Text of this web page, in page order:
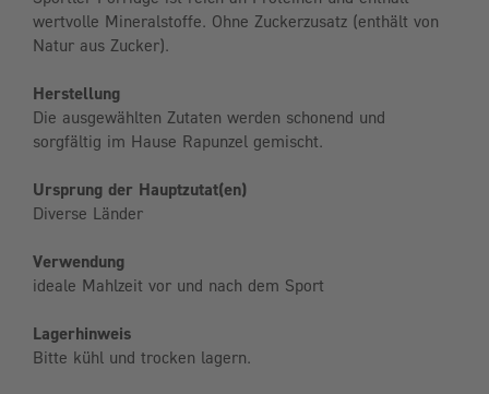
wertvolle Mineralstoffe. Ohne Zuckerzusatz (enthält von
Natur aus Zucker).
Herstellung
Die ausgewählten Zutaten werden schonend und
sorgfältig im Hause Rapunzel gemischt.
Ursprung der Hauptzutat(en)
Diverse Länder
Verwendung
ideale Mahlzeit vor und nach dem Sport
Lagerhinweis
Bitte kühl und trocken lagern.